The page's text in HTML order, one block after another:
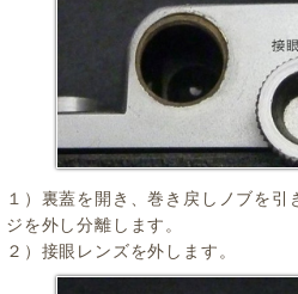
１）裏蓋を開き、巻き戻しノブを
ジを外し分離します。
２）接眼レンズを外します。